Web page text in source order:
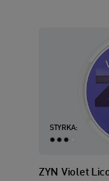
STYRKA:
ZYN Violet